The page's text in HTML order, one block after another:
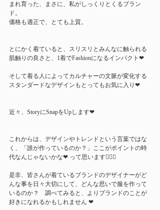
まれ育った、まさに、私がしっくりとくるブラン
ド。
価格も適正で、とても上質。
とにかく着ていると、スリスリとみんなに触られる
肌触りの良さと、1着でFashionになるインパクト❤︎
そして着る人によってカルチャーの文脈が変化する
スタンダードなデザインもとってもお気に入り❤︎
近々、StoryにSnapをUpします❤︎
これからは、デザインやトレンドという言葉ではな
く、「誰が作っているのか？」ここがポイントの時
代なんじゃないかな❤︎ って思います👍🏻✨
是非、皆さんが着ているブランドのデザイナーがど
んな事を日々大切にして、どんな思いで服を作って
いるのか？　調べてみると、よりブランドのことが
好きになれるかもしれません ❤︎